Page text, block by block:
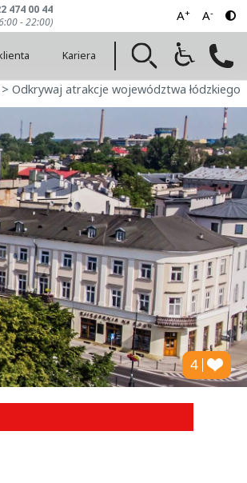
474 00 44
- 22:00) A+ A-
Kariera
> Odkrywaj atrakcje województwa łódzkiego
4